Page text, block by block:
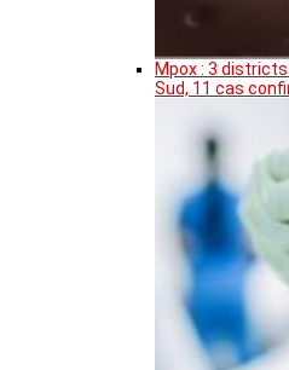
Mpox : 3
Sud, 11 cas